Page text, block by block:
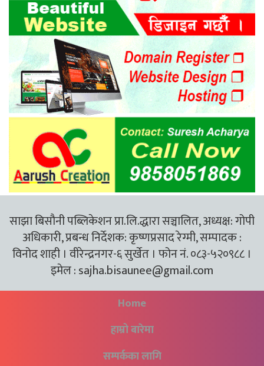
साझा बिसौनी पब्लिकेशन प्रा.लि.द्धारा सञ्चालित, अध्यक्ष: गोपी
अधिकारी, प्रबन्ध निर्देशक: कृष्णप्रसाद रेग्मी, सम्पादक :
विनोद शाही । वीरेन्द्रनगर-६ सुर्खेत । फोन नं. ०८३-५२०९८८ ।
इमेल :sajha.bisaunee@gmail.com
Home
हाम्रो बारेमा
सम्पर्कका लागि